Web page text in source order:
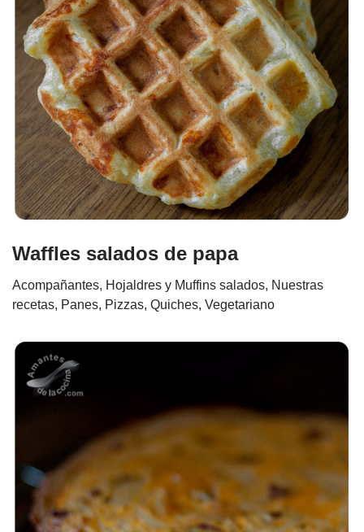
Waffles salados de papa
Acompañantes, Hojaldres y Muffins salados, Nuestras
recetas, Panes, Pizzas, Quiches, Vegetariano